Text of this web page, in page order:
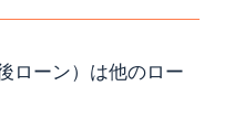
ローン）は他のロー